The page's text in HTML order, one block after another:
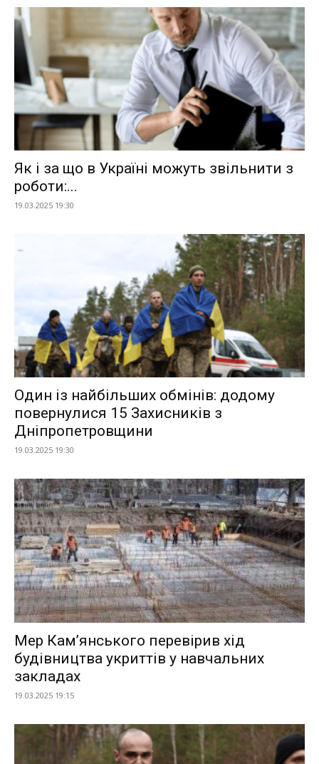
Як і за що в Україні можуть звільнити з
роботи:...
19.03.2025 19:30
Один із найбільших обмінів: додому
повернулися 15 Захисників з
Дніпропетровщини
19.03.2025 19:30
Мер Камʼянського перевірив хід
будівництва укриттів у навчальних
закладах
19.03.2025 19:15